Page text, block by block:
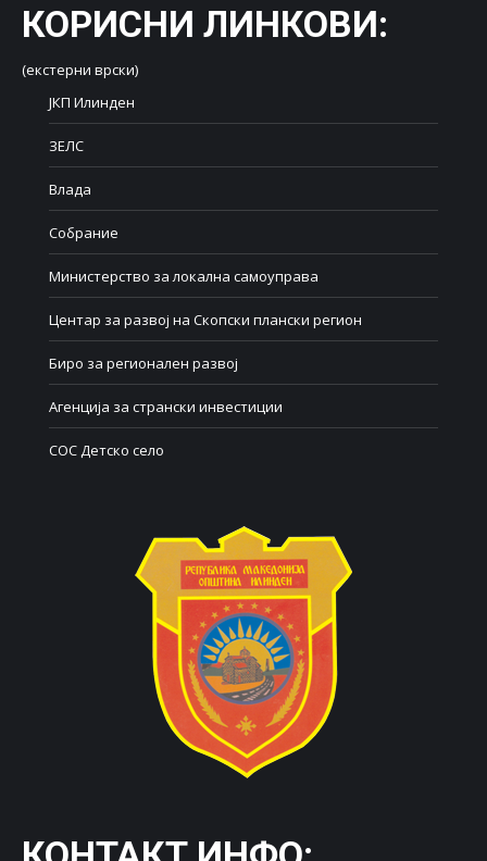
КОРИСНИ ЛИНКОВИ:
(екстерни врски)
ЈКП Илинден
ЗЕЛС
Влада
Собрание
Министерство за локална самоуправа
Центар за развој на Скопски плански регион
Биро за регионален развој
Агенција за странски инвестиции
СОС Детско село